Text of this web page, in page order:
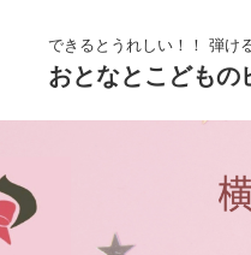
できるとうれしい！！ 弾け
おとなとこどもの